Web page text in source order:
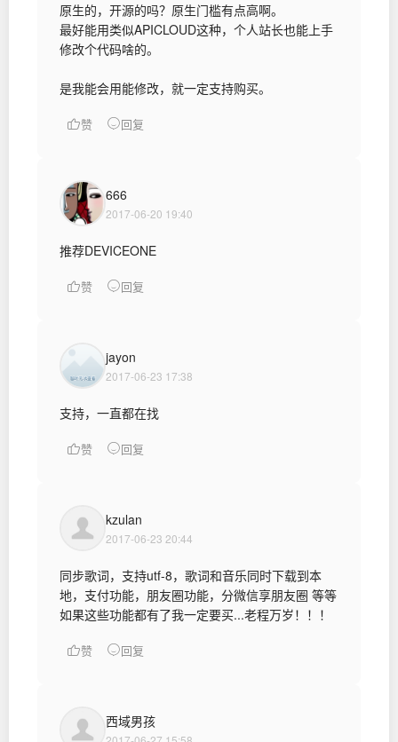
原生的，开源的吗？原生门槛有点高啊。
最好能用类似APICLOUD这种，个人站长也能上手
修改个代码啥的。
是我能会用能修改，就一定支持购买。
赞 回复
666
2017-06-20 19:40
推荐DEVICEONE
赞 回复
jayon
2017-06-23 17:38
支持，一直都在找
赞 回复
kzulan
2017-06-23 20:44
同步歌词，支持utf-8，歌词和音乐同时下载到本
地，支付功能，朋友圈功能，分微信享朋友圈 等等
如果这些功能都有了我一定要买...老程万岁！！！
赞 回复
西域男孩